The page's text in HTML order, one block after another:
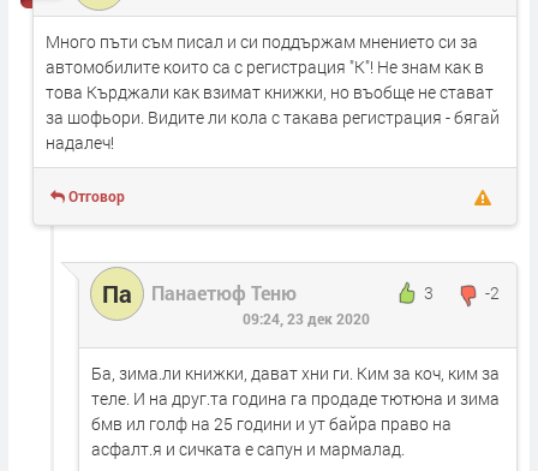
Много пъти съм писал и си поддържам мнението си за
автомобилите които са с регистрация "К"! Не знам как в
това Кърджали как взимат книжки, но въобще не стават
за шофьори. Видите ли кола с такава регистрация - бягай
надалеч!
Отговор
Па Панаетюф Теню 3 -2
09:24, 23 дек 2020
Ба, зима.ли книжки, дават хни ги. Ким за коч, ким за
теле. И на друг.та година га продаде тютюна и зима
бмв ил голф на 25 години и ут байра право на
асфалт.я и сичката е сапун и мармалад.